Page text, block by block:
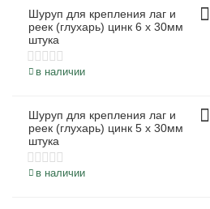
Шуруп для крепления лаг и
реек (глухарь) цинк 6 х 30мм
штука
в наличии
Шуруп для крепления лаг и
реек (глухарь) цинк 5 х 30мм
штука
в наличии